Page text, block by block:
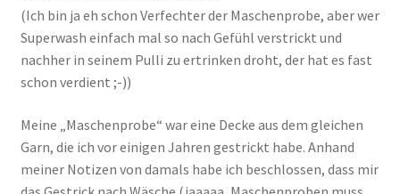
(Ich bin ja eh schon Verfechter der Maschenprobe, aber wer
Superwash einfach mal so nach Gefühl verstrickt und
nachher in seinem Pulli zu ertrinken droht, der hat es fast
schon verdient ;-))
Meine „Maschenprobe“ war eine Decke aus dem gleichen
Garn, die ich vor einigen Jahren gestrickt habe. Anhand
meiner Notizen von damals habe ich beschlossen, dass mir